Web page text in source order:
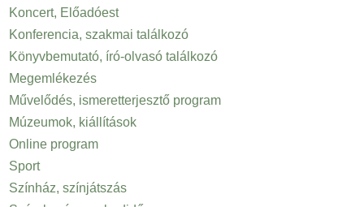
Koncert, Előadóest
Konferencia, szakmai találkozó
Könyvbemutató, író-olvasó találkozó
Megemlékezés
Művelődés, ismeretterjesztő program
Múzeumok, kiállítások
Online program
Sport
Színház, színjátszás